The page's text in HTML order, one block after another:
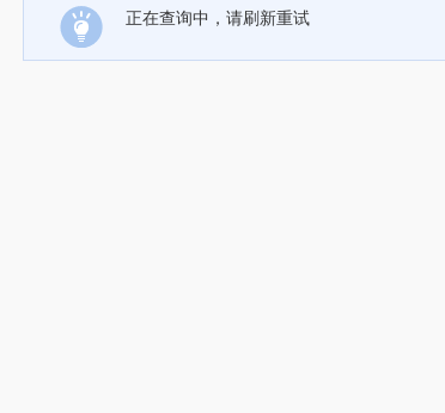
正在查询中，请刷新重试